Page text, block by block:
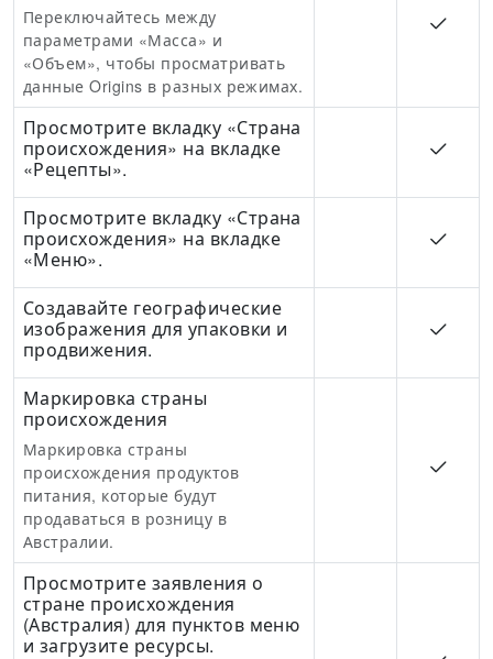
Переключайтесь между
параметрами «Масса» и
«Объем», чтобы просматривать
данные Origins в разных режимах.
Просмотрите вкладку «Страна
происхождения» на вкладке
«Рецепты».
Просмотрите вкладку «Страна
происхождения» на вкладке
«Меню».
Создавайте географические
изображения для упаковки и
продвижения.
Маркировка страны
происхождения
Маркировка страны
происхождения продуктов
питания, которые будут
продаваться в розницу в
Австралии.
Просмотрите заявления о
стране происхождения
(Австралия) для пунктов меню
и загрузите ресурсы.